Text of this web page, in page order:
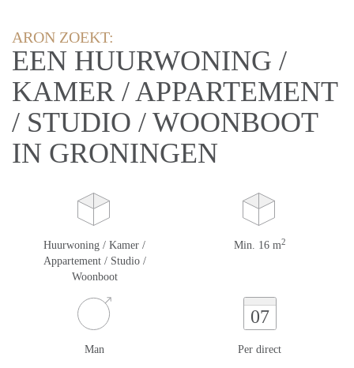
ARON ZOEKT:
EEN HUURWONING /
KAMER / APPARTEMENT
/ STUDIO / WOONBOOT
IN GRONINGEN
Huurwoning / Kamer /
Appartement / Studio /
Woonboot
Min. 16 m2
Man
07
Per direct